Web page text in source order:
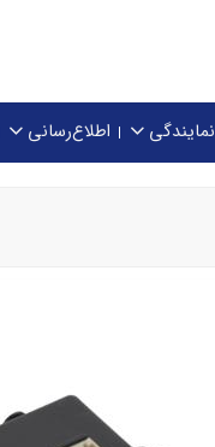
نمایندگی اطلاع‌رسانی